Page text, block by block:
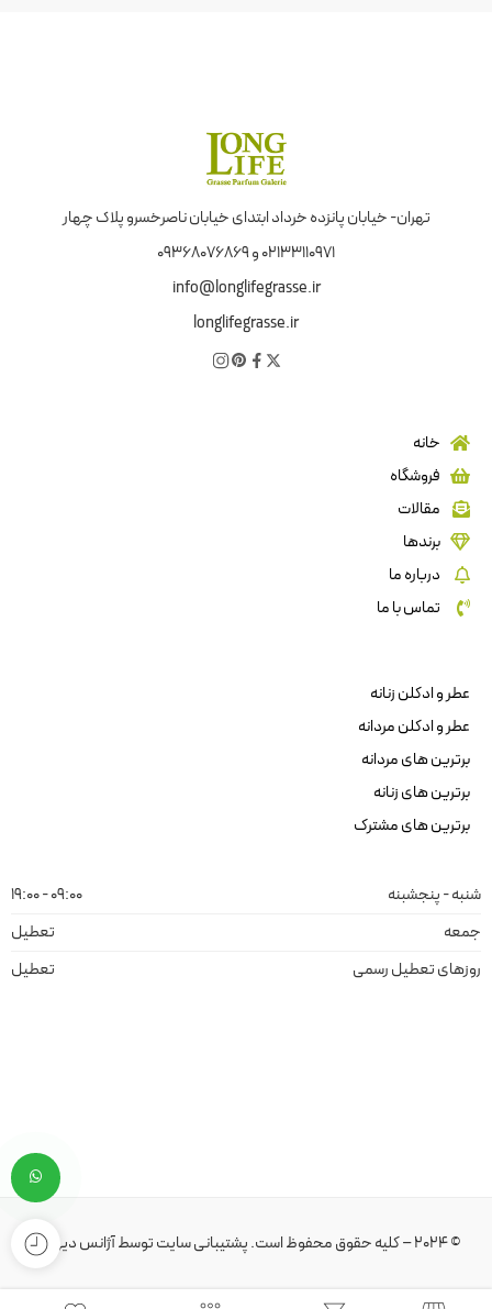
تهران- خیابان پانزده خرداد ابتدای خیابان ناصرخسرو پلاک چهار
02133110971 و 09368076869
info@longlifegrasse.ir
longlifegrasse.ir
خانه
فروشگاه
مقالات
برندها
درباره ما
تماس با ما
عطر و ادکلن زنانه
عطر و ادکلن مردانه
برترین های مردانه
برترین های زنانه
برترین های مشترک
شنبه - پنجشبنه
09:00 - 19:00
جمعه
تعطیل
روزهای تعطیل رسمی
تعطیل
© 2024 – کلیه حقوق محفوظ است. پشتیبانی سایتتوسطآژانس دیهیم.